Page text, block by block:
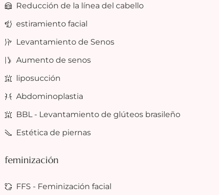
Reducción de la línea del cabello
estiramiento facial
Levantamiento de Senos
Aumento de senos
liposucción
Abdominoplastia
BBL - Levantamiento de glúteos brasileño
Estética de piernas
feminización
FFS - Feminización facial